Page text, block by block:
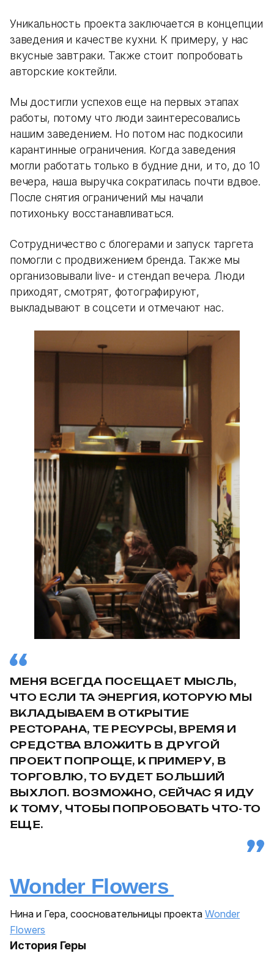
Уникальность проекта заключается в концепции
заведения и качестве кухни. К примеру, у нас
вкусные завтраки. Также стоит попробовать
авторские коктейли.
Мы достигли успехов еще на первых этапах
работы, потому что люди заинтересовались
нашим заведением. Но потом нас подкосили
карантинные ограничения. Когда заведения
могли работать только в будние дни, и то, до 10
вечера, наша выручка сократилась почти вдвое.
После снятия ограничений мы начали
потихоньку восстанавливаться.
Сотрудничество с блогерами и запуск таргета
помогли с продвижением бренда. Также мы
организовывали live- и стендап вечера. Люди
приходят, смотрят, фотографируют,
выкладывают в соцсети и отмечают нас.
МЕНЯ ВСЕГДА ПОСЕЩАЕТ МЫСЛЬ,
ЧТО ЕСЛИ ТА ЭНЕРГИЯ, КОТОРУЮ МЫ
ВКЛАДЫВАЕМ В ОТКРЫТИЕ
РЕСТОРАНА, ТЕ РЕСУРСЫ, ВРЕМЯ И
СРЕДСТВА ВЛОЖИТЬ В ДРУГОЙ
ПРОЕКТ ПОПРОЩЕ, К ПРИМЕРУ, В
ТОРГОВЛЮ, ТО БУДЕТ БОЛЬШИЙ
ВЫХЛОП. ВОЗМОЖНО, СЕЙЧАС Я ИДУ
К ТОМУ, ЧТОБЫ ПОПРОБОВАТЬ ЧТО-ТО
ЕЩЕ.
Wonder Flowers
Нина и Гера, соосновательницы проекта Wonder
Flowers
История Геры